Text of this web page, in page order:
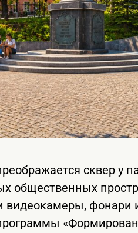
сквер у
общественных
видеокамеры,